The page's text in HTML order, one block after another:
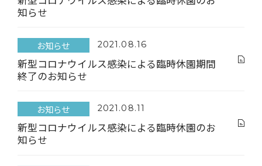
知らせ
お知らせ 2021.08.16
新型コロナウイルス感染による臨時休園期間
終了のお知らせ
お知らせ 2021.08.11
新型コロナウイルス感染による臨時休園のお
知らせ